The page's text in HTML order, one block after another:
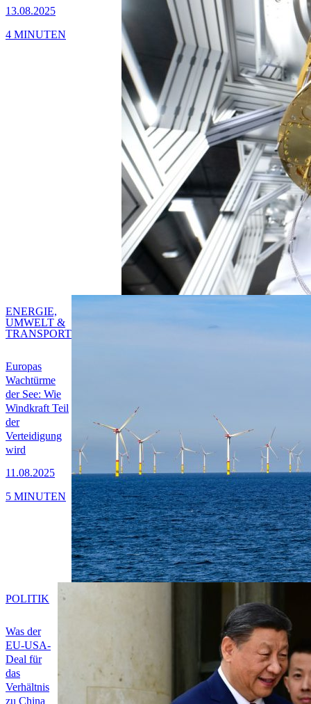
13.08.2025
4 MINUTEN
Europas
Wachtürme
der See: Wie
Windkraft Teil
der
Verteidigung
wird
11.08.2025
ENERGIE,
UMWELT &
TRANSPORT
5 MINUTEN
Was der
EU-USA-
Deal für
das
Verhältnis
zu China
POLITIK